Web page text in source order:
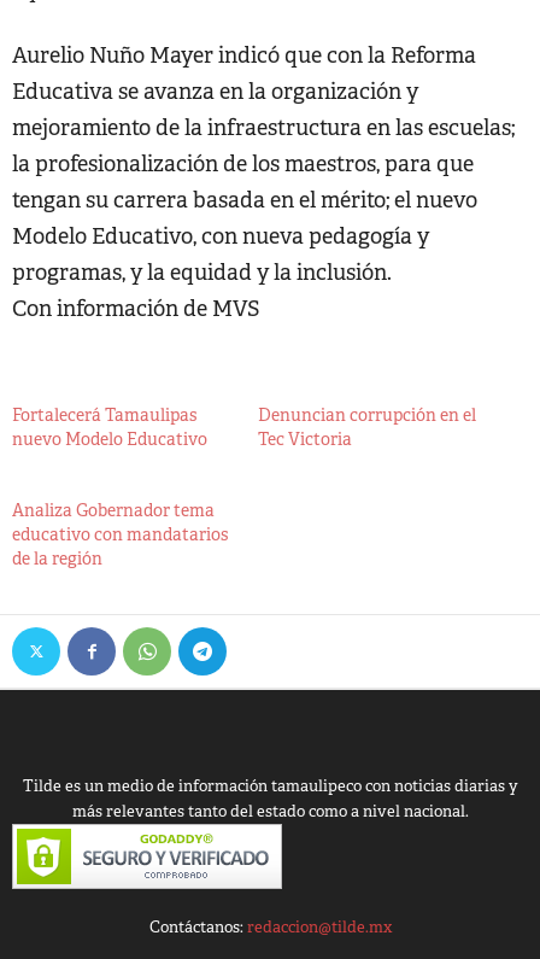
Aurelio Nuño Mayer indicó que con la Reforma
Educativa se avanza en la organización y
mejoramiento de la infraestructura en las escuelas;
la profesionalización de los maestros, para que
tengan su carrera basada en el mérito; el nuevo
Modelo Educativo, con nueva pedagogía y
programas, y la equidad y la inclusión.
Con información de MVS
Fortalecerá Tamaulipas
nuevo Modelo Educativo
Denuncian corrupción en el
Tec Victoria
Analiza Gobernador tema
educativo con mandatarios
de la región
Tilde es un medio de información tamaulipeco con noticias diarias y
más relevantes tanto del estado como a nivel nacional.
Contáctanos:redaccion@tilde.mx